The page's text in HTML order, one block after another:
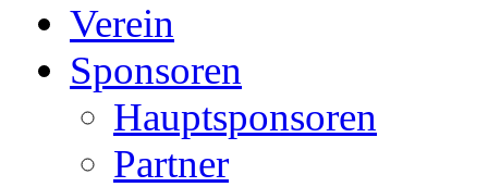
Verein
Sponsoren
Hauptsponsoren
Partner